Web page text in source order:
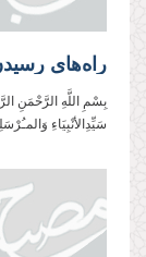
راه‌های
بِسْمِ اللَّهِ الرَّحْمَنِ
سَیِّدِالأنْبِیَاءِ